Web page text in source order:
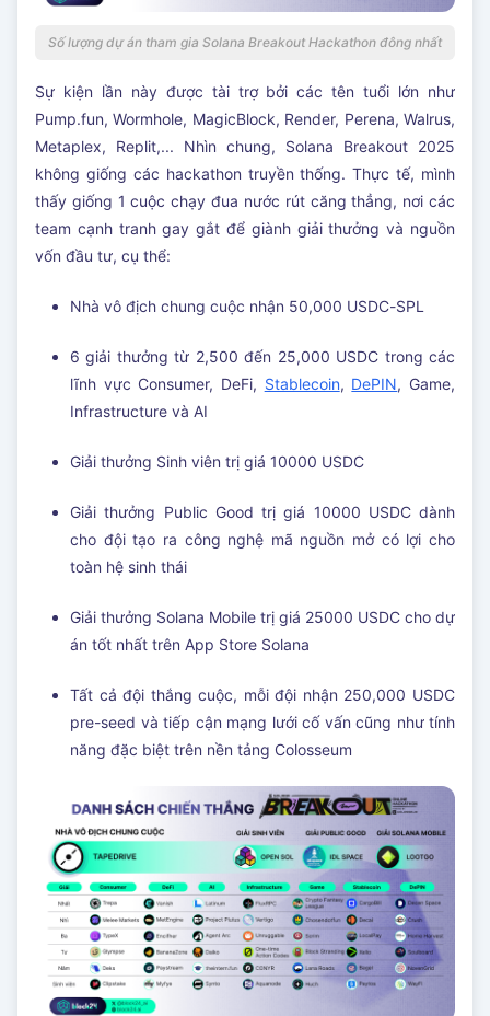
Số lượng dự án tham gia Solana Breakout Hackathon đông nhất
Sự kiện lần này được tài trợ bởi các tên tuổi lớn như
Pump.fun, Wormhole, MagicBlock, Render, Perena, Walrus,
Metaplex, Replit,... Nhìn chung, Solana Breakout 2025
không giống các hackathon truyền thống. Thực tế, mình
thấy giống 1 cuộc chạy đua nước rút căng thẳng, nơi các
team cạnh tranh gay gắt để giành giải thưởng và nguồn
vốn đầu tư, cụ thể:
Nhà vô địch chung cuộc nhận 50,000 USDC-SPL
6 giải thưởng từ 2,500 đến 25,000 USDC trong các
lĩnh vực Consumer, DeFi, Stablecoin, DePIN, Game,
Infrastructure và AI
Giải thưởng Sinh viên trị giá 10000 USDC
Giải thưởng Public Good trị giá 10000 USDC dành
cho đội tạo ra công nghệ mã nguồn mở có lợi cho
toàn hệ sinh thái
Giải thưởng Solana Mobile trị giá 25000 USDC cho dự
án tốt nhất trên App Store Solana
Tất cả đội thắng cuộc, mỗi đội nhận 250,000 USDC
pre-seed và tiếp cận mạng lưới cố vấn cũng như tính
năng đặc biệt trên nền tảng Colosseum